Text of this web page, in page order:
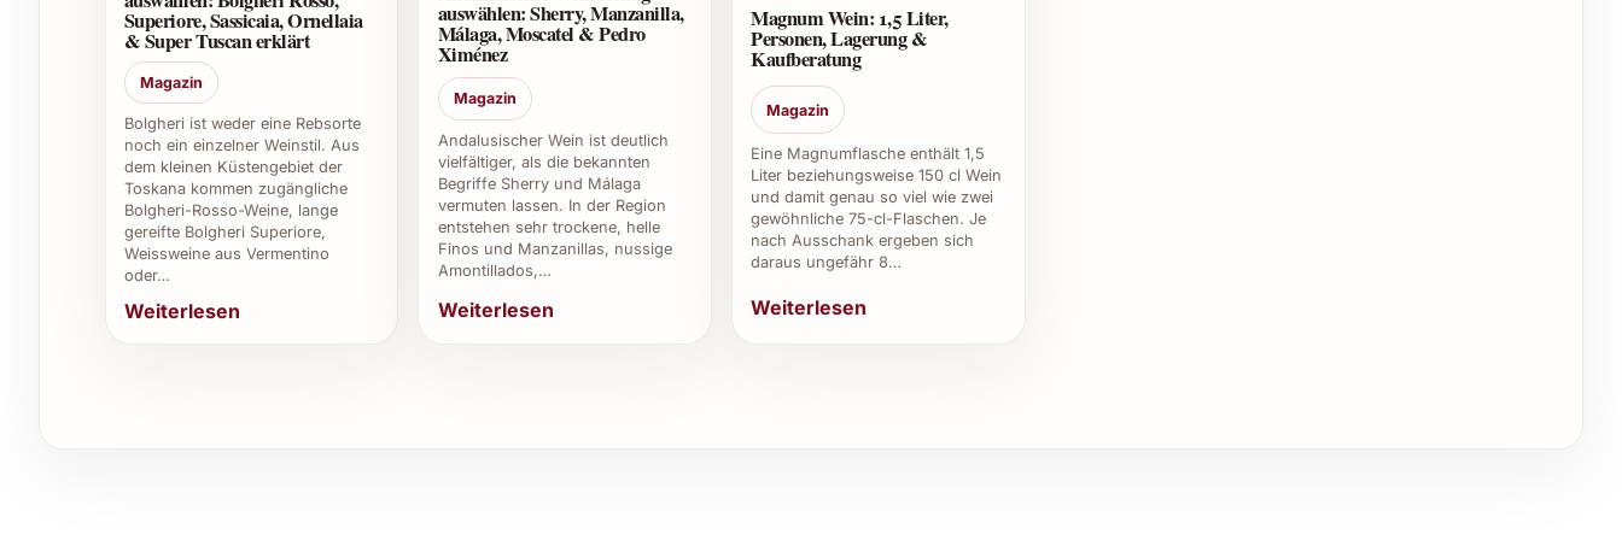
Ja, der Wein besticht durch seine Ausgewogenheit und kann auch für Neulinge eine genussvolle
Erfahrung sein.
6. Woher stammt der Picchioni Rosso d’Asia 2021?
Der Wein stammt aus einem renommierten Weingut, das auf nachhaltige Anbaumethoden und
traditionelle Kellertechnik setzt.
7. Kann man den Picchioni Rosso d’Asia 2021 auch online bestellen?
Ja, der Wein ist in diversen Fachgeschäften und Online-Shops erhältlich, die eine Lieferung direkt zu
Superiore, Sassicaia, Ornellaia
& Super Tuscan erklärt
Magazin
Bolgheri ist weder eine Rebsorte
noch ein einzelner Weinstil. Aus
dem kleinen Küstengebiet der
Toskana kommen zugängliche
Bolgheri-Rosso-Weine, lange
gereifte Bolgheri Superiore,
Weissweine aus Vermentino
oder…
Weiterlesen
auswählen: Sherry, Manzanilla,
Málaga, Moscatel & Pedro
Ximénez
Magazin
Andalusischer Wein ist deutlich
vielfältiger, als die bekannten
Begriffe Sherry und Málaga
vermuten lassen. In der Region
entstehen sehr trockene, helle
Finos und Manzanillas, nussige
Amontillados,…
Weiterlesen
Magnum Wein: 1,5 Liter,
Personen, Lagerung &
Kaufberatung
Magazin
Eine Magnumflasche enthält 1,5
Liter beziehungsweise 150 cl Wein
und damit genau so viel wie zwei
gewöhnliche 75-cl-Flaschen. Je
nach Ausschank ergeben sich
daraus ungefähr 8…
Weiterlesen